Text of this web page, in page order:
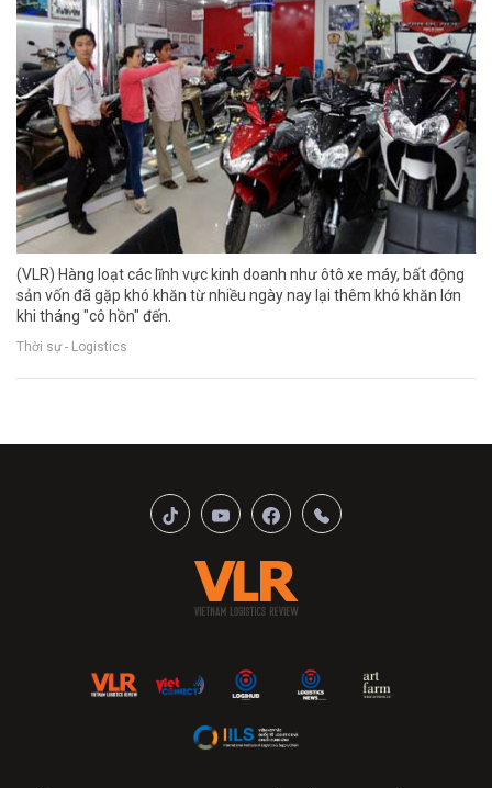
(VLR) Hàng loạt các lĩnh vực kinh doanh như ôtô xe máy, bất động
sản vốn đã gặp khó khăn từ nhiều ngày nay lại thêm khó khăn lớn
khi tháng "cô hồn" đến.
Thời sự - Logistics